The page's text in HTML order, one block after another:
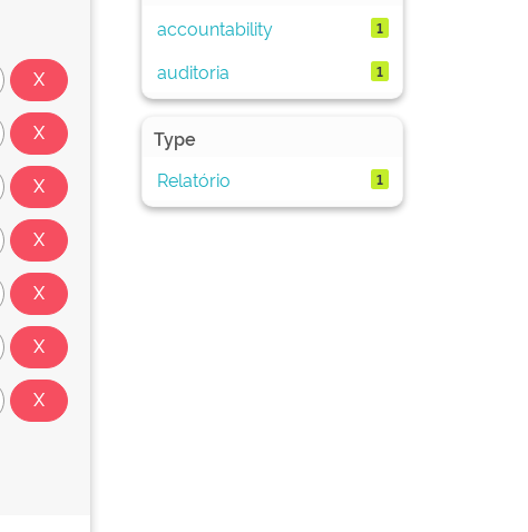
accountability
1
auditoria 1
Type
Relatório
1